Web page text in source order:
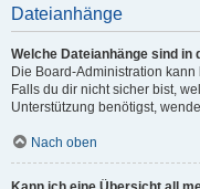
Dateianhänge
Welche Dateianhänge sind in
Die Board-Administration
Falls du dir nicht sicher bist,
Unterstützung benötigst,
Nach oben